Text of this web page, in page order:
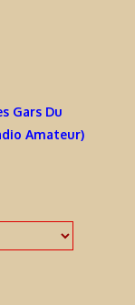
Gars Du
Amateur)